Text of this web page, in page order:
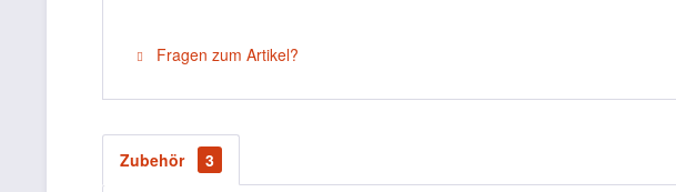
Fragen zum Artikel?
Zubehör 3